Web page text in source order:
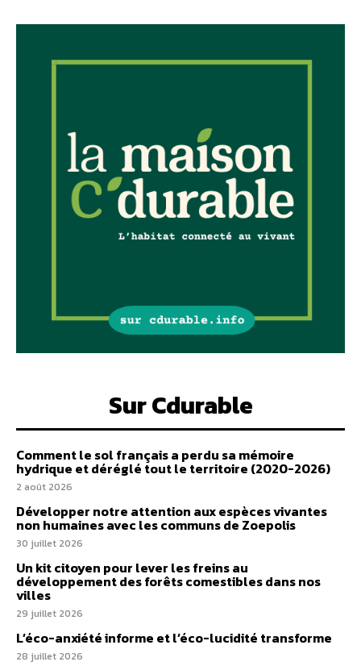
Sur Cdurable
Comment le sol français a perdu sa mémoire
hydrique et déréglé tout le territoire (2020-2026)
2 août 2026
Développer notre attention aux espèces vivantes
non humaines avec les communs de Zoepolis
30 juillet 2026
Un kit citoyen pour lever les freins au
développement des forêts comestibles dans nos
villes
29 juillet 2026
L’éco-anxiété informe et l’éco-lucidité transforme
28 juillet 2026